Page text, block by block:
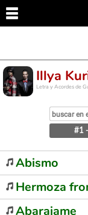
Illya
Letra y Acordes de
#1
Abismo
Hermoza
Abarajame